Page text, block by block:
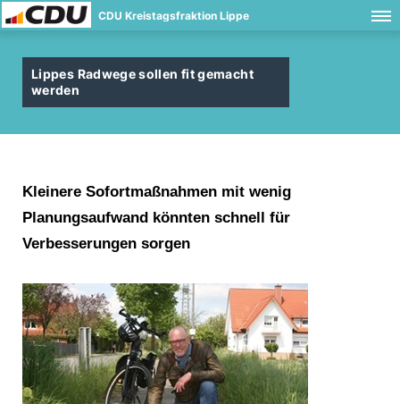
CDU Kreistagsfraktion Lippe
Lippes Radwege sollen fit gemacht
werden
Kleinere Sofortmaßnahmen mit wenig
Planungsaufwand könnten schnell für
Verbesserungen sorgen